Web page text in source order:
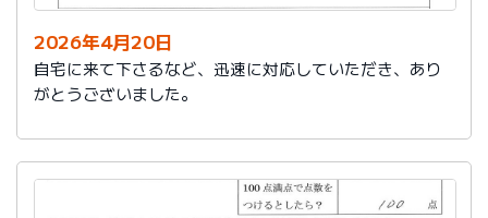
2026年4月20日
自宅に来て下さるなど、迅速に対応していただき、あり
がとうございました。